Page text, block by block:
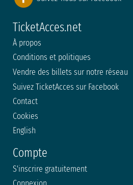
TicketAcces.net
À propos
Conditions et politiques
Vendre des billets sur notre réseau
Suivez TicketAcces sur Facebook
Contact
Cookies
English
Compte
S'inscrire gratuitement